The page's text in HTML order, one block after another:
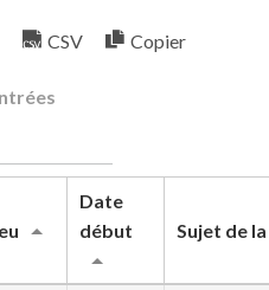
CSV Copier
Date
début
Sujet de